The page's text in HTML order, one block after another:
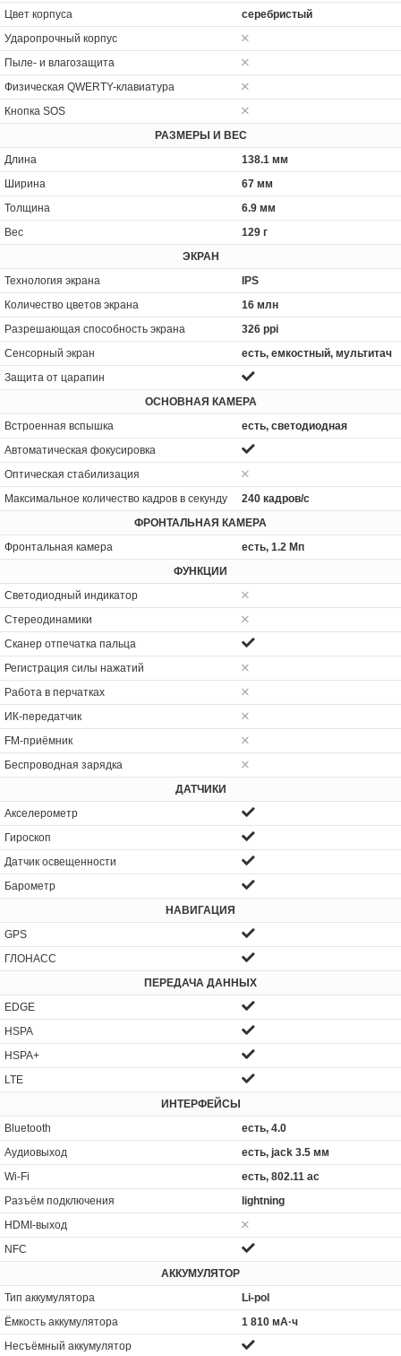
Цвет корпуса
серебристый
Ударопрочный корпус
Пыле- и влагозащита
Физическая QWERTY-клавиатура
Кнопка SOS
РАЗМЕРЫ И ВЕС
Длина
138.1 мм
Ширина
67 мм
Толщина
6.9 мм
Вес
129 г
ЭКРАН
Технология экрана
IPS
Количество цветов экрана
16 млн
Разрешающая способность экрана
326 ppi
Сенсорный экран
есть, емкостный, мультитач
Защита от царапин
ОСНОВНАЯ КАМЕРА
Встроенная вспышка
есть, светодиодная
Автоматическая фокусировка
Оптическая стабилизация
Максимальное количество кадров в секунду
240 кадров/с
ФРОНТАЛЬНАЯ КАМЕРА
Фронтальная камера
есть, 1.2 Мп
ФУНКЦИИ
Светодиодный индикатор
Стереодинамики
Сканер отпечатка пальца
Регистрация силы нажатий
Работа в перчатках
ИК-передатчик
FM-приёмник
Беспроводная зарядка
ДАТЧИКИ
Акселерометр
Гироскоп
Датчик освещенности
Барометр
НАВИГАЦИЯ
GPS
ГЛОНАСС
ПЕРЕДАЧА ДАННЫХ
EDGE
HSPA
HSPA+
LTE
ИНТЕРФЕЙСЫ
Bluetooth
есть, 4.0
Аудиовыход
есть, jack 3.5 мм
Wi-Fi
есть, 802.11 ac
Разъём подключения
lightning
HDMI-выход
NFC
АККУМУЛЯТОР
Тип аккумулятора
Li-pol
Ёмкость аккумулятора
1 810 мА·ч
Несъёмный аккумулятор